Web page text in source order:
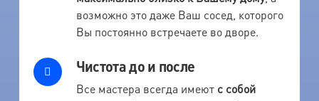
возможно это даже Ваш сосед, которого
Вы постоянно встречаете во дворе.
Чистота до и после
Все мастера всегда имеют с собой